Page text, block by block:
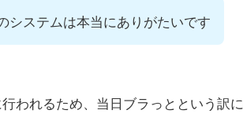
システムは本当にありがたいです
われるため、当日ブラっとという訳に